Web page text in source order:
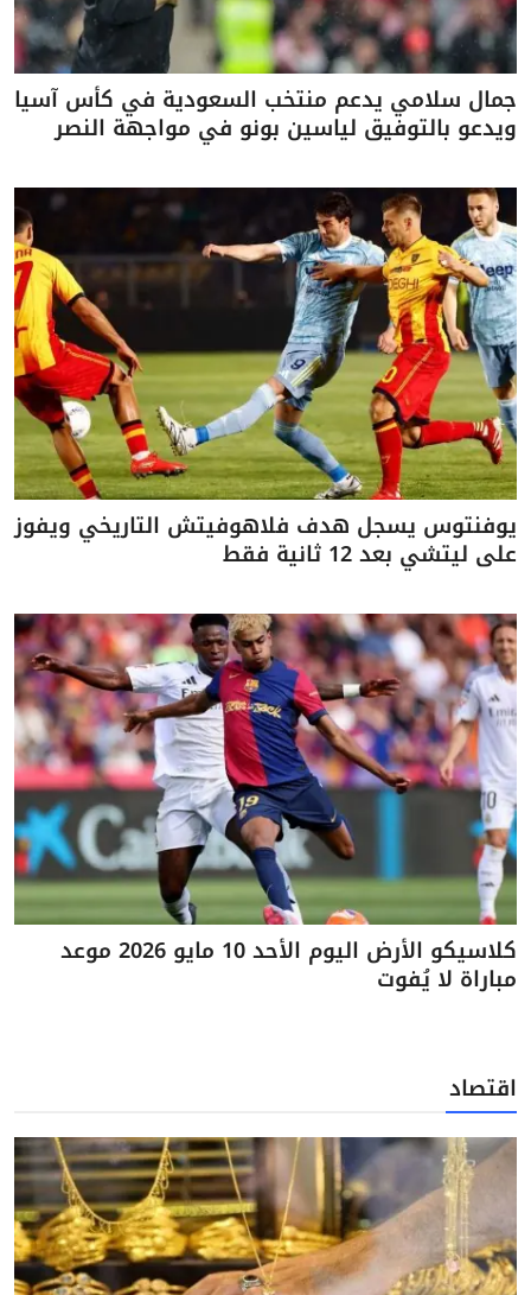
جمال سلامي يدعم منتخب السعودية في كأس آسيا
ويدعو بالتوفيق لياسين بونو في مواجهة النصر
يوفنتوس يسجل هدف فلاهوفيتش التاريخي ويفوز
على ليتشي بعد 12 ثانية فقط
كلاسيكو الأرض اليوم الأحد 10 مايو 2026 موعد
مباراة لا يُفوت
اقتصاد